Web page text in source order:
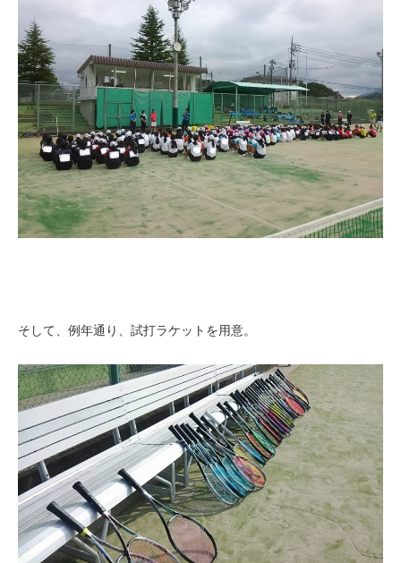
そして、例年通り、試打ラケットを用意。